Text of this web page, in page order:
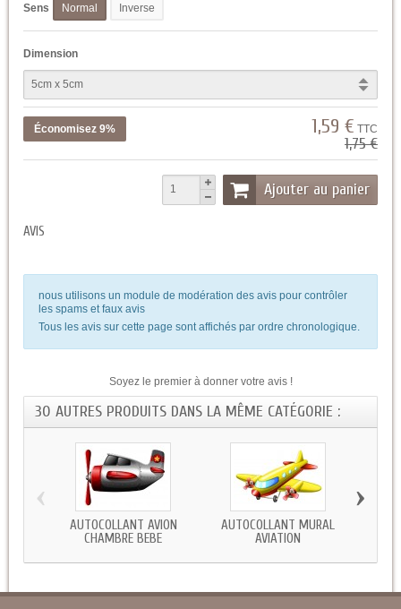
Sens Normal Inverse
Dimension
Économisez 9% 1,59 € TTC
1,75 €
Ajouter au panier
AVIS
nous utilisons un module de modération des avis pour contrôler
les spams et faux avis
Tous les avis sur cette page sont affichés par ordre chronologique.
Soyez le premier à donner votre avis !
30 AUTRES PRODUITS DANS LA MÊME CATÉGORIE :
AUTOCOLLANT AVION
CHAMBRE BEBE
AUTOCOLLANT MURAL
AVIATION
‹ ›